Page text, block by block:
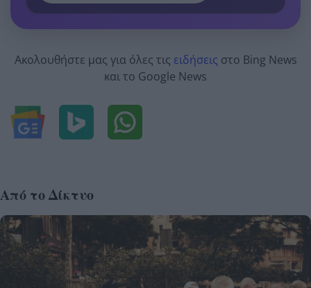
Ακολουθήστε μας για όλες τις ειδήσεις στο Bing News
και το Google News
Από το Δίκτυο